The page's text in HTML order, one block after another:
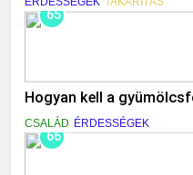
65
Hogyan kell a
CSALÁD ÉRDESSÉGEK
66